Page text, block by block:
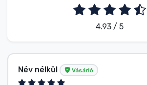
4.93 / 5
Név nélkül Vásárló